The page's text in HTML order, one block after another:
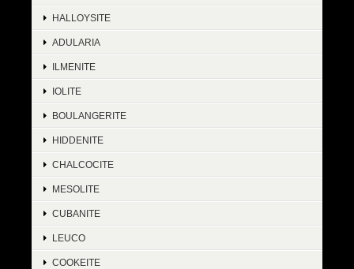
HALLOYSITE
ADULARIA
ILMENITE
IOLITE
BOULANGERITE
HIDDENITE
CHALCOCITE
MESOLITE
CUBANITE
LEUCO
COOKEITE